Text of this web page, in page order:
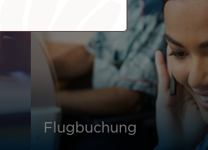
Flugbuchung